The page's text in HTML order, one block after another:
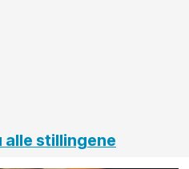
alle stillingene